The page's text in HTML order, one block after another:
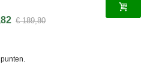
€ 189,80